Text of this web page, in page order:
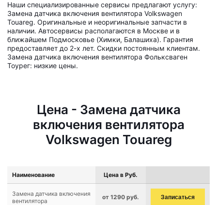
Наши специализированные сервисы предлагают услугу:
Замена датчика включения вентилятора Volkswagen
Touareg. Оригинальные и неоригинальные запчасти в
наличии. Автосервисы располагаются в Москве и в
ближайшем Подмосковье (Химки, Балашиха). Гарантия
предоставляет до 2-х лет. Скидки постоянным клиентам.
Замена датчика включения вентилятора Фольксваген
Тоурег: низкие цены.
Цена - Замена датчика
включения вентилятора
Volkswagen Touareg
Наименование Цена в Руб.
Замена датчика включения
вентилятора
от 1290 руб. Записаться